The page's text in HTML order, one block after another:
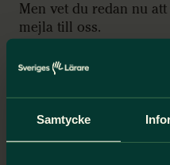
Samtycke
Men vet du redan nu
mejla till oss.
hoor@sverigeslarare.se